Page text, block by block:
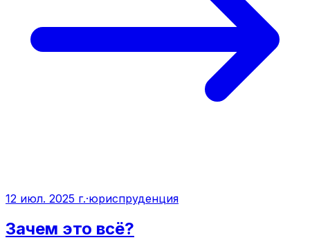
12 июл. 2025 г.·юриспруденция
Зачем это всё?